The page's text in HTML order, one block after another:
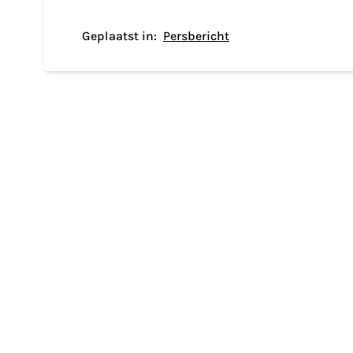
Geplaatst in: Persbericht